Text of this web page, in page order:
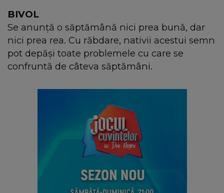
BIVOL
Se anunță o săptămână nici prea bună, dar
nici prea rea. Cu răbdare, nativii acestui semn
pot depăși toate problemele cu care se
confruntă de câteva săptămâni.